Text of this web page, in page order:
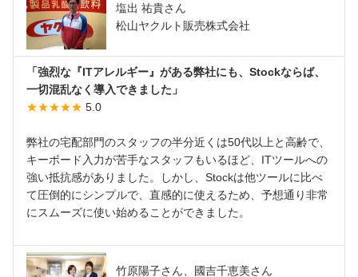
塩出 祐貴さん
松山ヤクルト販売株式会社
「強烈な『ITアレルギー』がある弊社にも、Stockならば、
一切混乱なく導入できました」
★★★★★ 5.0
弊社の宅配部門のスタッフの半分近くは50代以上と高齢で、
キーボード入力が苦手なスタッフもいるほど、ITツールへの
強い抵抗感がありました。しかし、Stockは他ツールに比べ
て圧倒的にシンプルで、直感的に使えるため、予想通り非常
にスムーズに使い始めることができました。
竹原陽子さん、國吉千恵美さん